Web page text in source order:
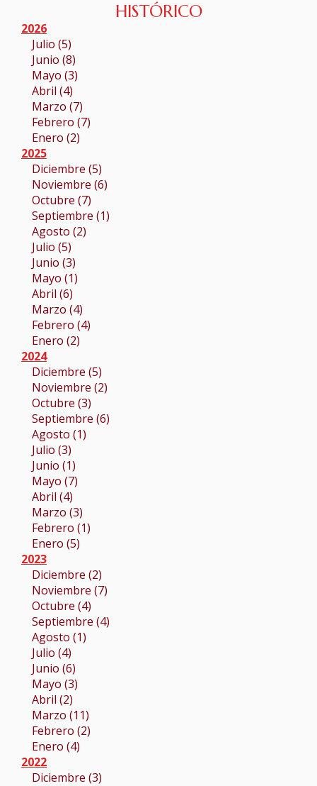
HISTÓRICO
2026
Julio (5)
Junio (8)
Mayo (3)
Abril (4)
Marzo (7)
Febrero (7)
Enero (2)
2025
Diciembre (5)
Noviembre (6)
Octubre (7)
Septiembre (1)
Agosto (2)
Julio (5)
Junio (3)
Mayo (1)
Abril (6)
Marzo (4)
Febrero (4)
Enero (2)
2024
Diciembre (5)
Noviembre (2)
Octubre (3)
Septiembre (6)
Agosto (1)
Julio (3)
Junio (1)
Mayo (7)
Abril (4)
Marzo (3)
Febrero (1)
Enero (5)
2023
Diciembre (2)
Noviembre (7)
Octubre (4)
Septiembre (4)
Agosto (1)
Julio (4)
Junio (6)
Mayo (3)
Abril (2)
Marzo (11)
Febrero (2)
Enero (4)
2022
Diciembre (3)